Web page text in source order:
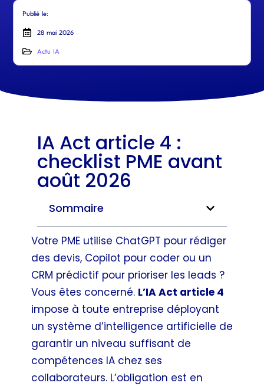
Publié le:
28 mai 2026
Actu IA
IA Act article 4 :
checklist PME avant
août 2026
Sommaire
Votre PME utilise ChatGPT pour rédiger
des devis, Copilot pour coder ou un
CRM prédictif pour prioriser les leads ?
Vous êtes concerné. L’IA Act article 4
impose à toute entreprise déployant
un système d’intelligence artificielle de
garantir un niveau suffisant de
compétences IA chez ses
collaborateurs. L’obligation est en